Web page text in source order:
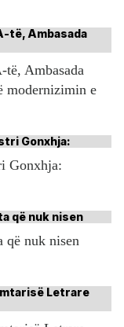
Ambasada
modernizimin e
Gonxhja:
që nuk nisen